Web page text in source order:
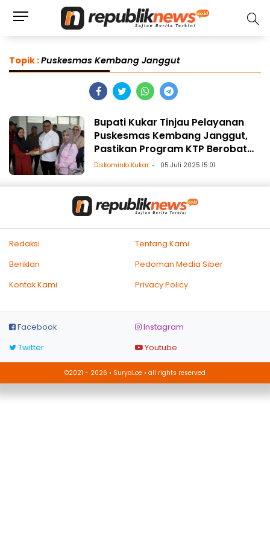
Topik :Puskesmas Kembang Janggut
Bupati Kukar Tinjau Pelayanan
Puskesmas Kembang Janggut,
Pastikan Program KTP Berobat
dan MTB Berjalan Optimal
Diskominfo Kukar 05 Juli 2025 15:01
Redaksi
Tentang Kami
Beriklan
Pedoman Media Siber
Kontak Kami
Privacy Policy
Facebook
Instagram
Twitter
Youtube
©2021 - 2026 • SuryaLoe • all rights reserved